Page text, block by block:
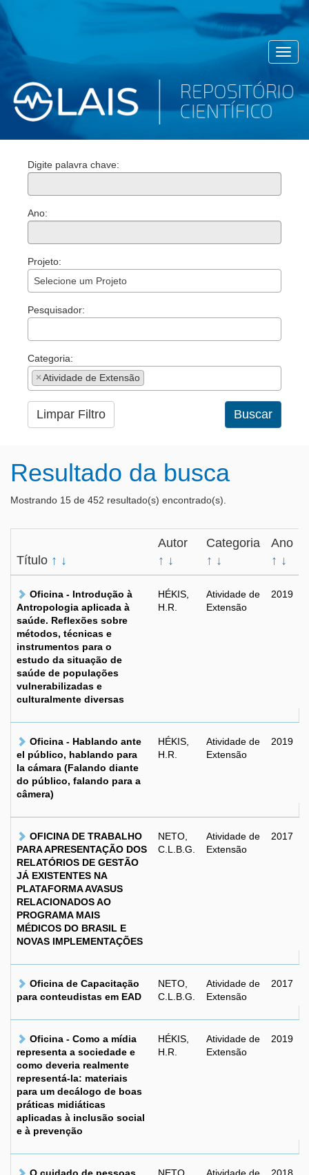
Digite palavra chave:
Ano:
Projeto:
Selecione um Projeto
Pesquisador:
Categoria:
×Atividade de Extensão
Limpar Filtro Buscar
Resultado da busca
Mostrando 15 de 452 resultado(s) encontrado(s).
Título ↑ ↓
Autor
↑ ↓
Categoria
↑ ↓
Ano
↑ ↓
Oficina - Introdução à
Antropologia aplicada à
saúde. Reflexões sobre
métodos, técnicas e
instrumentos para o
estudo da situação de
saúde de populações
vulnerabilizadas e
culturalmente diversas
HÉKIS,
H.R.
Atividade de
Extensão
2019
Oficina - Hablando ante
el público, hablando para
la cámara (Falando diante
do público, falando para a
câmera)
HÉKIS,
H.R.
Atividade de
Extensão
2019
OFICINA DE TRABALHO
PARA APRESENTAÇÃO DOS
RELATÓRIOS DE GESTÃO
JÁ EXISTENTES NA
PLATAFORMA AVASUS
RELACIONADOS AO
PROGRAMA MAIS
MÉDICOS DO BRASIL E
NOVAS IMPLEMENTAÇÕES
NETO,
C.L.B.G.
Atividade de
Extensão
2017
Oficina de Capacitação
para conteudistas em EAD
NETO,
C.L.B.G.
Atividade de
Extensão
2017
Oficina - Como a mídia
representa a sociedade e
como deveria realmente
representá-la: materiais
para um decálogo de boas
práticas midiáticas
aplicadas à inclusão social
e à prevenção
HÉKIS,
H.R.
Atividade de
Extensão
2019